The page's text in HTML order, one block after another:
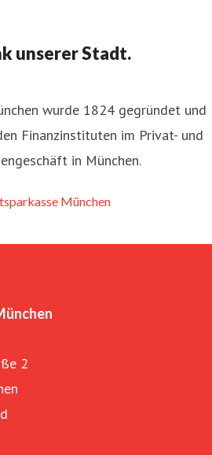
unserer Stadt.
wurde 1824 gegründet und
Finanzinstituten im Privat- und
in München.
2